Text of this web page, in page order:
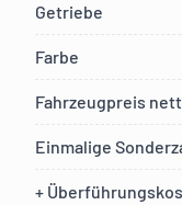
Getriebe
Farbe
Fahrzeugpreis
Einmalige
+